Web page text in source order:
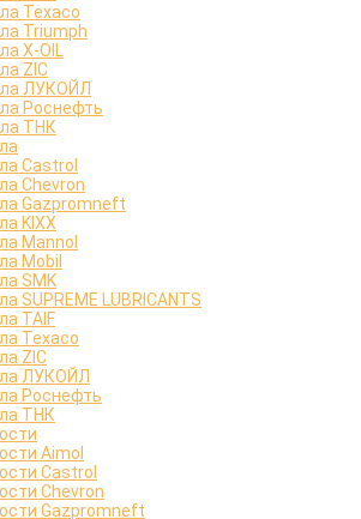
Texaco
Triumph
X-OIL
ZIC
ЛУКОЙЛ
Роснефть
ТНК
Castrol
Chevron
Gazpromneft
KIXX
Mannol
Mobil
SMK
SUPREME LUBRICANTS
TAIF
Texaco
ZIC
ЛУКОЙЛ
Роснефть
ТНК
Aimol
Castrol
Chevron
Gazpromneft